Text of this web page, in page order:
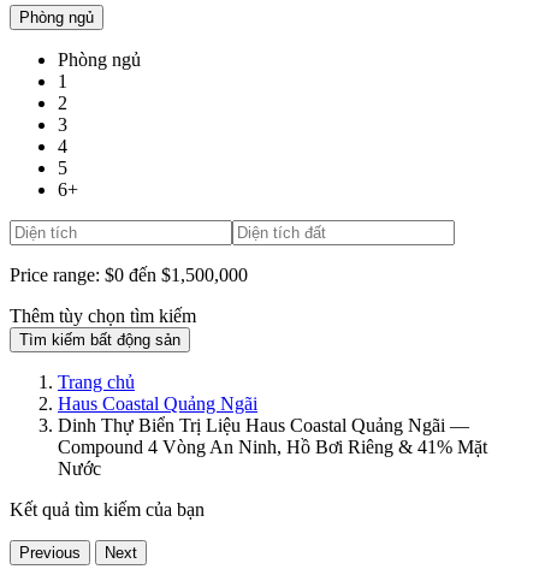
Phòng ngủ
Phòng ngủ
1
2
3
4
5
6+
Price range: $0 đến $1,500,000
Thêm tùy chọn tìm kiếm
Tìm kiếm bất động sản
Trang chủ
Haus Coastal Quảng Ngãi
Dinh Thự Biển Trị Liệu Haus Coastal Quảng Ngãi —
Compound 4 Vòng An Ninh, Hồ Bơi Riêng & 41% Mặt
Nước
Kết quả tìm kiếm của bạn
Previous Next